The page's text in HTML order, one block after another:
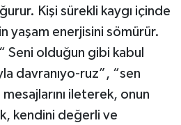
Kişi sürekli kaygı içinde
yaşam enerjisini sömürür.
Seni olduğun gibi kabul
davranıyo-ruz”, “sen
ileterek, onun
kendini değerli ve